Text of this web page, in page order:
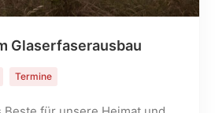
Glaserfaserausbau
Termine